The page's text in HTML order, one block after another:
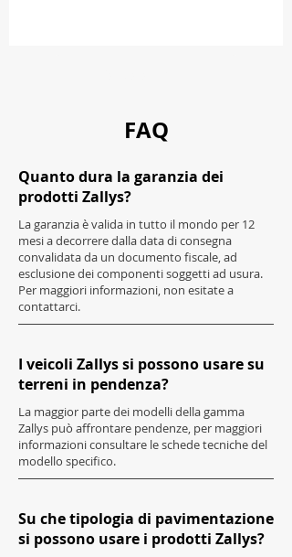
FAQ
Quanto dura la garanzia dei
prodotti Zallys?
La garanzia è valida in tutto il mondo per 12
mesi a decorrere dalla data di consegna
convalidata da un documento fiscale, ad
esclusione dei componenti soggetti ad usura.
Per maggiori informazioni, non esitate a
contattarci.
I veicoli Zallys si possono usare su
terreni in pendenza?
La maggior parte dei modelli della gamma
Zallys può affrontare pendenze, per maggiori
informazioni consultare le schede tecniche del
modello specifico.
Su che tipologia di pavimentazione
si possono usare i prodotti Zallys?